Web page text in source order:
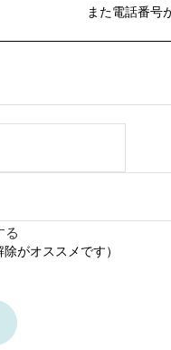
また電話番号
る
がオススメです）